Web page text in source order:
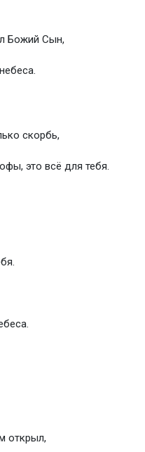
Божий Сын,
скорбь,
это всё для тебя.
открыл,